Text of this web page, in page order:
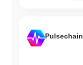
Pulsechain